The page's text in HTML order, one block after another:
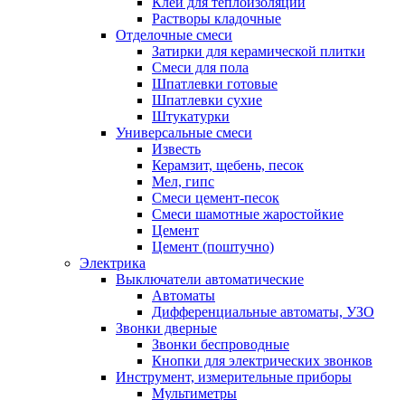
Растворы кладочные
Отделочные смеси
Затирки для керамической плитки
Смеси для пола
Шпатлевки готовые
Шпатлевки сухие
Штукатурки
Универсальные смеси
Известь
Керамзит, щебень, песок
Мел, гипс
Смеси цемент-песок
Смеси шамотные жаростойкие
Цемент
Цемент (поштучно)
Электрика
Выключатели автоматические
Автоматы
Дифференциальные автоматы, УЗО
Звонки дверные
Звонки беспроводные
Кнопки для электрических звонков
Инструмент, измерительные приборы
Мультиметры